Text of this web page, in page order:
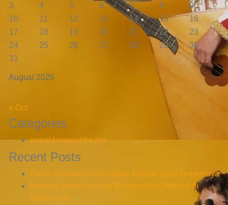
August 2026
3
4 5 6 7 8
9
10
11 12 13 14 15
16
17
18 19 20 21 22
23
24
25 26 27 28 29
30
31
« Oct
Categories
papelderascunho.net
Recent Posts
Poker Slot dengan Kualitas Terbaik yang Terpercaya
Menang Besar dengan Bermain Bet Minimal di
Poker Slot